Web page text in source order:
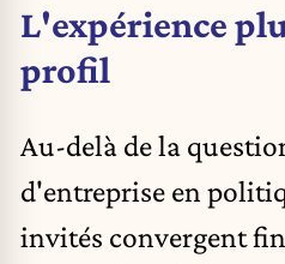
L'expérience
profil
Au-delà de la
d'entreprise en
invités convergent